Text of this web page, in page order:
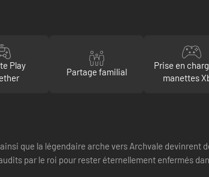
Play
Partage familial
Prise en
manettes
que la légendaire arche vers Archvale devinrent
par le roi pour rester éternellement enfermés